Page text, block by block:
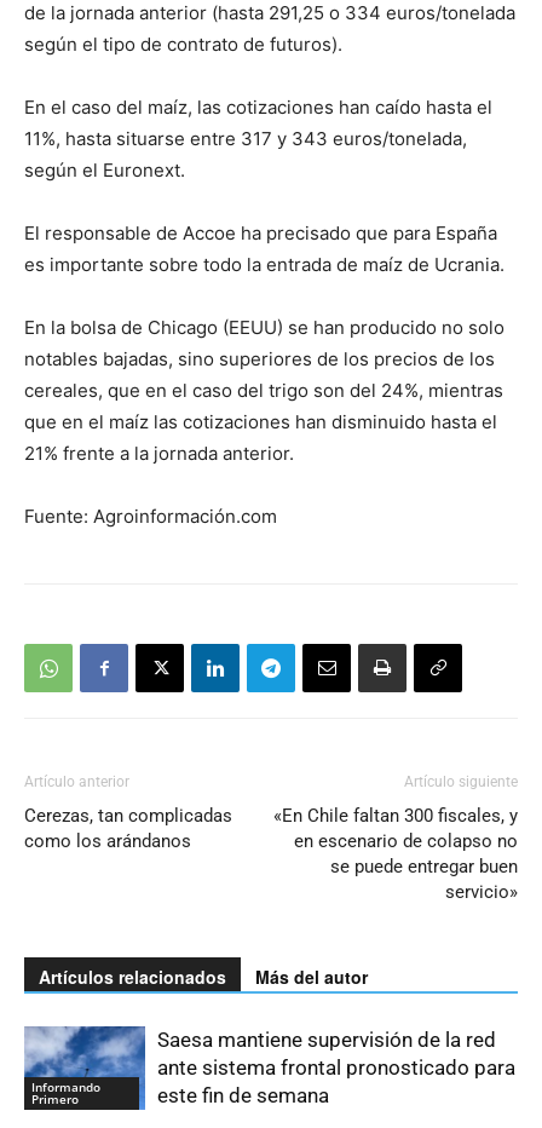
de la jornada anterior (hasta 291,25 o 334 euros/tonelada
según el tipo de contrato de futuros).
En el caso del maíz, las cotizaciones han caído hasta el
11%, hasta situarse entre 317 y 343 euros/tonelada,
según el Euronext.
El responsable de Accoe ha precisado que para España
es importante sobre todo la entrada de maíz de Ucrania.
En la bolsa de Chicago (EEUU) se han producido no solo
notables bajadas, sino superiores de los precios de los
cereales, que en el caso del trigo son del 24%, mientras
que en el maíz las cotizaciones han disminuido hasta el
21% frente a la jornada anterior.
Fuente: Agroinformación.com
Artículo anterior
Cerezas, tan complicadas
como los arándanos
Artículo siguiente
«En Chile faltan 300 fiscales, y
en escenario de colapso no
se puede entregar buen
servicio»
Artículos relacionados Más del autor
Informando
Primero
Saesa mantiene supervisión de la red
ante sistema frontal pronosticado para
este fin de semana